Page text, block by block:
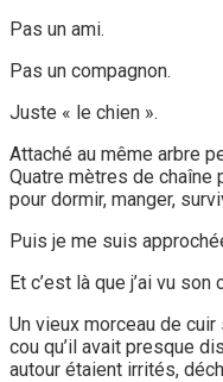
Pas un ami.
Pas un compagnon.
Juste « le chien ».
Attaché au même arbre
Quatre mètres de chaîne
pour dormir, manger,
Puis je me suis
Et c’est là que j’ai vu son
Un vieux morceau de
cou qu’il avait presque
autour étaient irrités,